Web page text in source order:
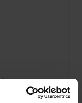
z rantem i